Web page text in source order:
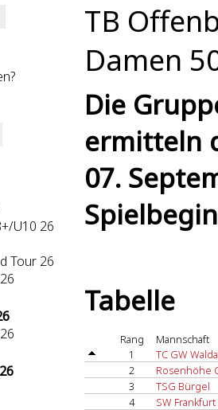
U10 26
Tour 26
TB
Damen
Die
ermitteln
07.
Tabelle
Rang
Mannschaft
1
TC GW
2
Rosenhöhe
3
TSG Bürgel
4
SW